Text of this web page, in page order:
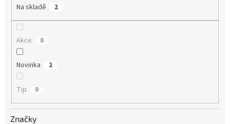
Na skladě 2
Akce 0
Novinka 2
Tip 0
Značky